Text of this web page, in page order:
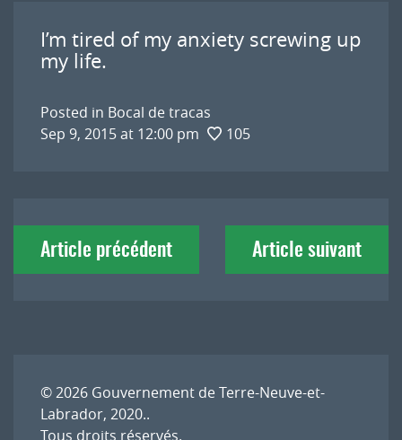
I’m tired of my anxiety screwing up
my life.
Posted in Bocal de tracas
Sep 9, 2015 at 12:00 pm
105
Navigation
deArticle précédent Article suivant
© 2026 Gouvernement de Terre-Neuve-et-
Labrador, 2020..
Tous droits réservés.